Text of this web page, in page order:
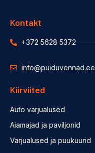
Kontakt
+372 5628 5372
info@puiduvennad.ee
Kiirviited
Auto varjualused
Aiamajad ja paviljonid
Varjualused ja puukuurid